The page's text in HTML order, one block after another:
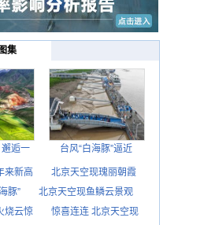
集
逅一 台风“白海豚”逼近
来新高
北京天空现瑰丽朝霞
豚”
北京天空现鱼鳞云景观
烧云惊
惊喜连连 北京天空现